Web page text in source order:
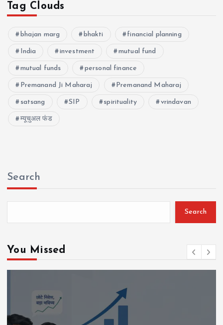
Tag Clouds
bhajan marg bhakti financial planning
India investment mutual fund
mutual funds personal finance
Premanand Ji Maharaj Premanand Maharaj
satsang SIP spirituality vrindavan
म्यूचुअल फंड
Search
Search
You Missed